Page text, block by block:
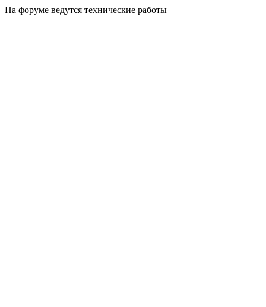
На форуме ведутся технические работы